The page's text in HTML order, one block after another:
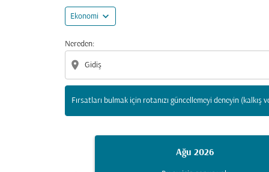
Ekonomi expand_more
Nereden:
location_on
Fırsatları bulmak için rotanızı güncellemeyi deneyin
Ağu 2026